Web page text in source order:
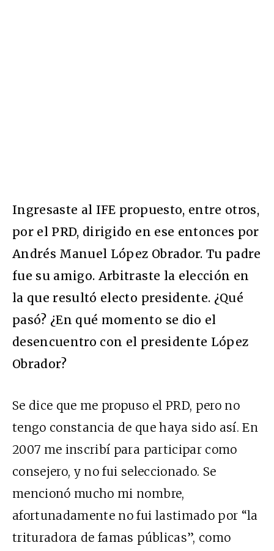
Ingresaste al IFE propuesto, entre otros,
por el PRD, dirigido en ese entonces por
Andrés Manuel López Obrador. Tu padre
fue su amigo. Arbitraste la elección en
la que resultó electo presidente. ¿Qué
pasó? ¿En qué momento se dio el
desencuentro con el presidente López
Obrador?
Se dice que me propuso el PRD, pero no
tengo constancia de que haya sido así. En
2007 me inscribí para participar como
consejero, y no fui seleccionado. Se
mencionó mucho mi nombre,
afortunadamente no fui lastimado por “la
trituradora de famas públicas”, como